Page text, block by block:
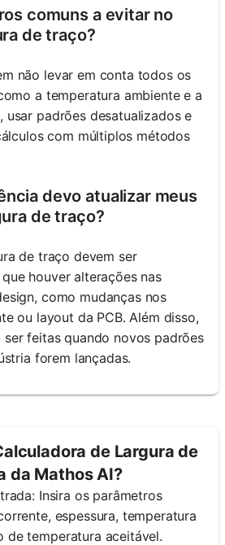
comuns a evitar no
de traço?
não levar em conta todos os
a temperatura ambiente e a
usar padrões desatualizados e
com múltiplos métodos
devo atualizar meus
de traço?
de traço devem ser
houver alterações nas
como mudanças nos
ou layout da PCB. Além disso,
feitas quando novos padrões
forem lançadas.
de Largura de
da Mathos AI?
Insira os parâmetros
espessura, temperatura
de temperatura aceitável.